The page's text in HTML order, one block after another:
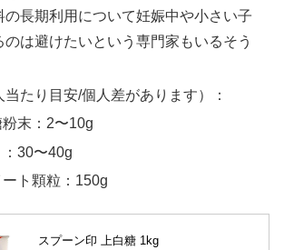
の長期利用について妊娠中や小さい子
のは避けたいという専門家もいるそう
たり目安/個人差があります）：
末：2〜10g
30〜40g
ト顆粒：150g
スプーン印 上白糖 1kg